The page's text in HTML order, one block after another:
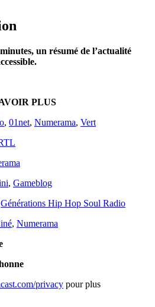
un résumé de l’actualité
PLUS
, 01net, Numerama, Vert
, Gameblog
Générations Hip Hop Soul Radio
, Numerama
privacy pour plus